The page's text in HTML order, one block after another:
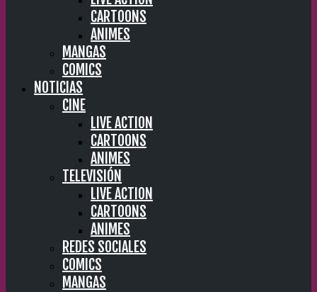
CARTOONS
ANIMES
MANGAS
COMICS
NOTICIAS
CINE
LIVE ACTION
CARTOONS
ANIMES
TELEVISIÓN
LIVE ACTION
CARTOONS
ANIMES
REDES SOCIALES
COMICS
MANGAS